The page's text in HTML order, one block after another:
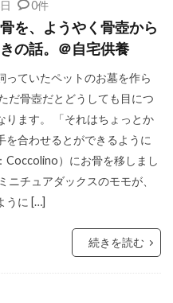
0件
を、ようやく骨壺から
の話。＠自宅供養
ていたペットのお墓を作ら
だ骨壺だとどうしても目につ
ります。 「それはちょっとか
を合わせるとができるように
Coccolino）にお骨を移しまし
ニチュアダックスのモモが、
うに […]
続きを読む